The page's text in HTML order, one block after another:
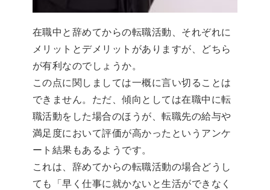
在職中と辞めてからの転職活動、それぞれに
メリットとデメリットがありますが、どちら
が有利なのでしょうか。
この点に関しましては一概に言い切ることは
できません。ただ、傾向としては在職中に転
職活動をした場合のほうが、転職先の給与や
満足度において評価が高かったというアンケ
ート結果もあるようです。
これは、辞めてからの転職活動の場合どうし
ても「早く仕事に就かないと生活ができなく